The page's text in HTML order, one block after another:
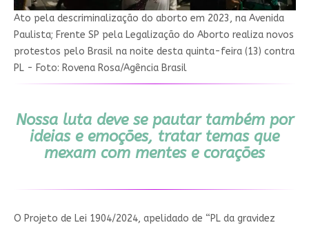
Ato pela descriminalização do aborto em 2023, na Avenida
Paulista; Frente SP pela Legalização do Aborto realiza novos
protestos pelo Brasil na noite desta quinta-feira (13) contra
PL - Foto: Rovena Rosa/Agência Brasil
Nossa luta deve se pautar também por
ideias e emoções, tratar temas que
mexam com mentes e corações
O Projeto de Lei 1904/2024, apelidado de “PL da gravidez